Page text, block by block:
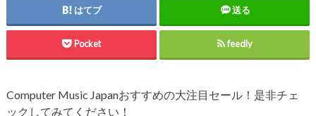
はてブ 送る
Pocket feedly
Computer Music Japanおすすめの大注目セール！是非チェ
ックしてみてください！